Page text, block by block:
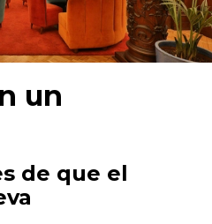
un
de que el